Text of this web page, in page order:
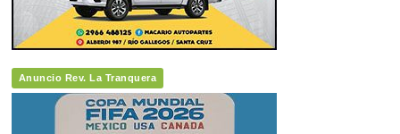
Anuncio Rev. La Tranquera